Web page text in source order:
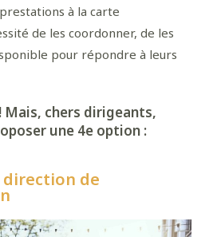
à la carte
de les coordonner, de les
pour répondre à leurs
Mais, chers dirigeants,
une 4e option :
de